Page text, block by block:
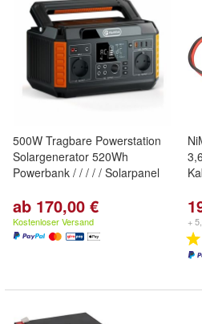
500W Tragbare Powerstation
Solargenerator 520Wh
Powerbank / / / / / Solarpanel
ab 170,00 €
Kostenloser Versand +